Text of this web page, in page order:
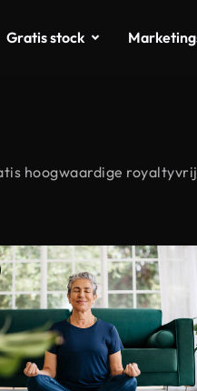
Gratis stock
hoogwaardige